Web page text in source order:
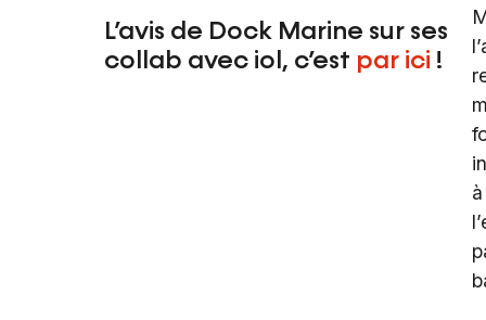
L’avis de Dock Marine sur ses
collab avec iol, c’est par ici !